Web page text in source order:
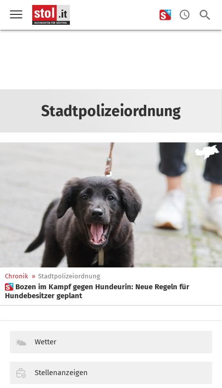
Stadtpolizeiordnung
Chronik » Stadtpolizeiordnung
 Bozen im Kampf gegen Hundeurin: Neue Regeln für
Hundebesitzer geplant
Wetter
Stellenanzeigen